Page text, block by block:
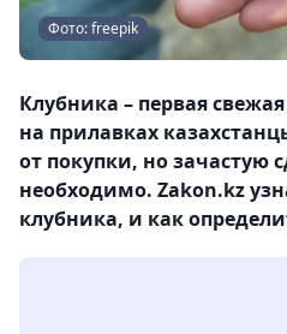
Фото: freepik
Клубника – первая
на прилавках
от покупки, но зачастую
необходимо. Zakon.kz
клубника, и как